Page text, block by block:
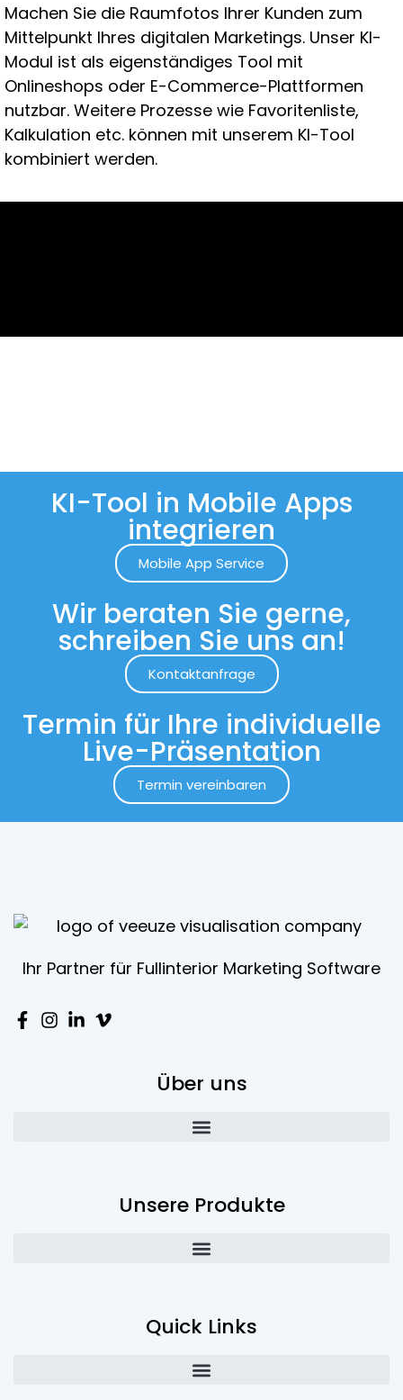
Machen Sie die Raumfotos Ihrer Kunden zum
Mittelpunkt Ihres digitalen Marketings. Unser KI-
Modul ist als eigenständiges Tool mit
Onlineshops oder E-Commerce-Plattformen
nutzbar. Weitere Prozesse wie Favoritenliste,
Kalkulation etc. können mit unserem KI-Tool
kombiniert werden.
KI-Tool in Mobile Apps
integrieren
Mobile App Service
Wir beraten Sie gerne,
schreiben Sie uns an!
Kontaktanfrage
Termin für Ihre individuelle
Live-Präsentation
Termin vereinbaren
Ihr Partner für Fullinterior Marketing Software
Über uns
Unsere Produkte
Quick Links